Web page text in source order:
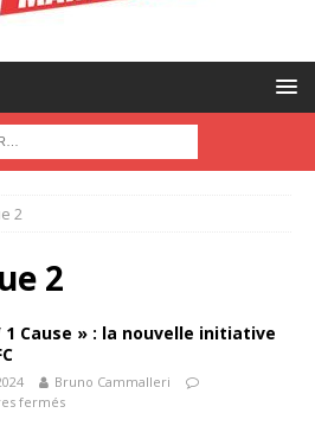
2
2
1 Cause » : la nouvelle initiative
Bruno Cammalleri
fermés